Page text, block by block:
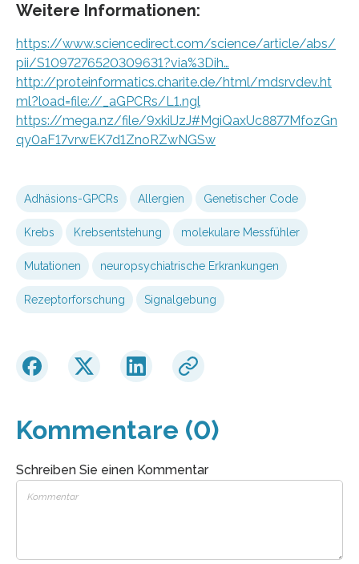
Weitere Informationen:
https://www.sciencedirect.com/science/article/abs/
pii/S1097276520309631?via%3Dih…
http://proteinformatics.charite.de/html/mdsrvdev.ht
ml?load=file://_aGPCRs/L1.ngl
https://mega.nz/file/9xkilJzJ#MgiQaxUc8877MfozGn
qy0aF17vrwEK7d1ZnoRZwNGSw
Adhäsions-GPCRs Allergien Genetischer Code
Krebs Krebsentstehung molekulare Messfühler
Mutationen neuropsychiatrische Erkrankungen
Rezeptorforschung Signalgebung
Kommentare (0)
Schreiben Sie einen Kommentar